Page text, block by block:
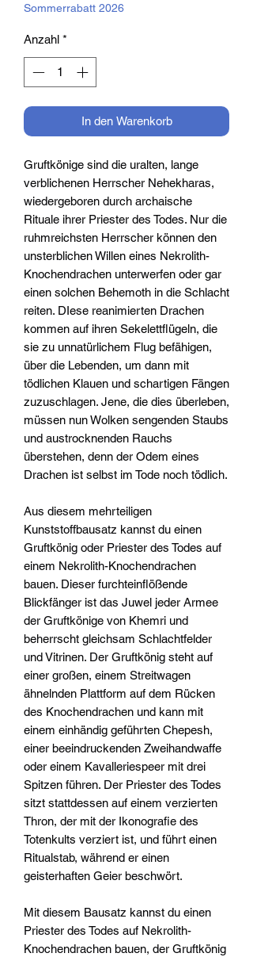
Sommerrabatt 2026
Anzahl *
In den Warenkorb
Gruftkönige sind die uralten, lange
verblichenen Herrscher Nehekharas,
wiedergeboren durch archaische
Rituale ihrer Priester des Todes. Nur die
ruhmreichsten Herrscher können den
unsterblichen Willen eines Nekrolith-
Knochendrachen unterwerfen oder gar
einen solchen Behemoth in die Schlacht
reiten. DIese reanimierten Drachen
kommen auf ihren Sekelettflügeln, die
sie zu unnatürlichem Flug befähigen,
über die Lebenden, um dann mit
tödlichen Klauen und schartigen Fängen
zuzuschlagen. Jene, die dies überleben,
müssen nun Wolken sengenden Staubs
und austrocknenden Rauchs
überstehen, denn der Odem eines
Drachen ist selbst im Tode noch tödlich.
Aus diesem mehrteiligen
Kunststoffbausatz kannst du einen
Gruftkönig oder Priester des Todes auf
einem Nekrolith-Knochendrachen
bauen. Dieser furchteinflößende
Blickfänger ist das Juwel jeder Armee
der Gruftkönige von Khemri und
beherrscht gleichsam Schlachtfelder
und Vitrinen. Der Gruftkönig steht auf
einer großen, einem Streitwagen
ähnelnden Plattform auf dem Rücken
des Knochendrachen und kann mit
einem einhändig geführten Chepesh,
einer beeindruckenden Zweihandwaffe
oder einem Kavalleriespeer mit drei
Spitzen führen. Der Priester des Todes
sitzt stattdessen auf einem verzierten
Thron, der mit der Ikonografie des
Totenkults verziert ist, und führt einen
Ritualstab, während er einen
geisterhaften Geier beschwört.
Mit diesem Bausatz kannst du einen
Priester des Todes auf Nekrolith-
Knochendrachen bauen, der Gruftkönig